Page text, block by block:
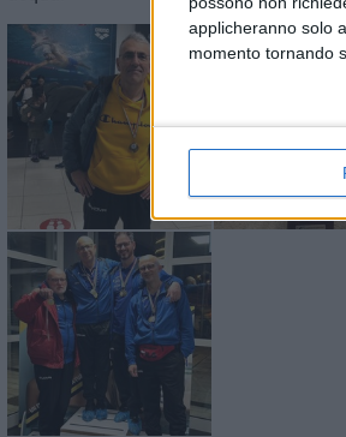
applicheranno solo
momento tornando